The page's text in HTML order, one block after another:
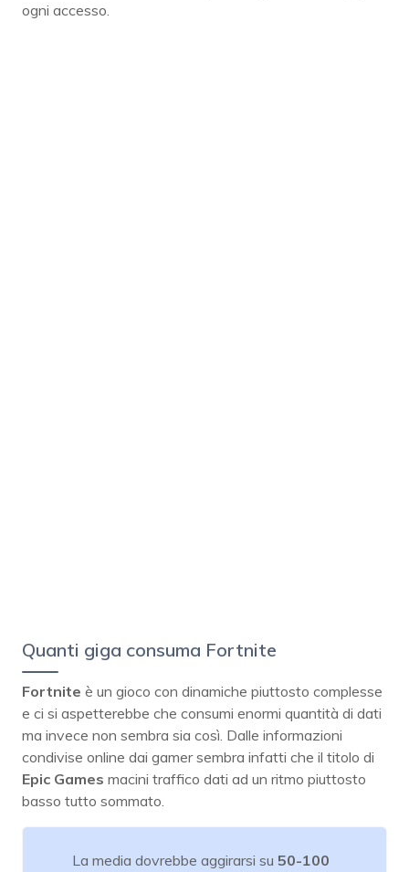
ogni accesso.
Quanti giga consuma Fortnite
Fortnite è un gioco con dinamiche piuttosto complesse
e ci si aspetterebbe che consumi enormi quantità di dati
ma invece non sembra sia così. Dalle informazioni
condivise online dai gamer sembra infatti che il titolo di
Epic Games macini traffico dati ad un ritmo piuttosto
basso tutto sommato.
La media dovrebbe aggirarsi su 50-100